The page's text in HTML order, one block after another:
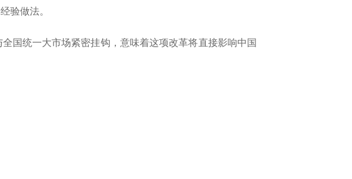
验做法。
统一大市场紧密挂钩，意味着这项改革将直接影响中国